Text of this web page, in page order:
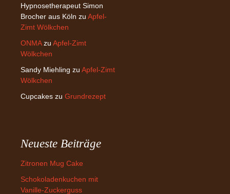
Hypnosetherapeut Simon
Brocher aus Köln zu Apfel-
Zimt Wölkchen
ONMAzu Apfel-Zimt
Wölkchen
Sandy Miehling zu Apfel-Zimt
Wölkchen
Cupcakes zu Grundrezept
Neueste Beiträge
Zitronen Mug Cake
Schokoladenkuchen mit
Vanille-Zuckerguss